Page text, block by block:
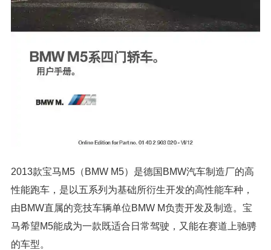
2013款宝马M5（BMW M5）是德国BMW汽车制造厂的高
性能跑车，是以五系列为基础所衍生开发的高性能车种，
由BMW直属的竞技车辆单位BMW M负责开发及制造。宝
马希望M5能成为一款既适合日常驾驶，又能在赛道上驰骋
的车型。